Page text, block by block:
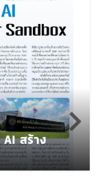
สร้าง